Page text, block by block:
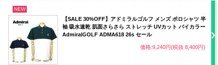
NEW
【SALE 30%OFF】アドミラルゴルフ メンズ ポロシャツ 半
袖 吸水速乾 肌面さらさら ストレッチ UVカット バイカラー
AdmiralGOLF ADMA618 26s セール
価格:9,240円(税抜 8,400円)